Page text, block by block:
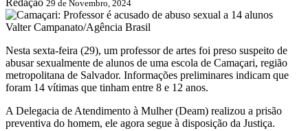
Redação 29 de Novembro, 2024
Valter Campanato/Agência Brasil
Nesta sexta-feira (29), um professor de artes foi preso suspeito de
abusar sexualmente de alunos de uma escola de Camaçari, região
metropolitana de Salvador. Informações preliminares indicam que
foram 14 vítimas que tinham entre 8 e 12 anos.
A Delegacia de Atendimento à Mulher (Deam) realizou a prisão
preventiva do homem, ele agora segue à disposição da Justiça.